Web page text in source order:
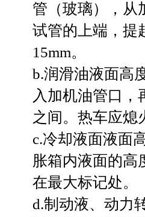
管（玻璃），从
试管的上端，提
15mm。
b.润滑油液面高
入加机油管口，
之间。热车应熄
c.冷却液面液面
胀箱内液面的高
在最大标记处。
d.制动液、动力